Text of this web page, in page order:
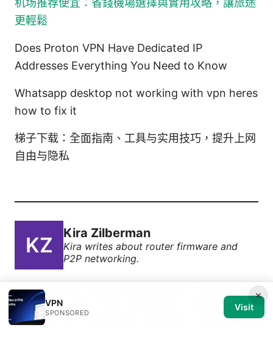
更輕鬆
Does Proton VPN Have Dedicated IP
Addresses Everything You Need to Know
Whatsapp desktop not working with vpn heres
how to fix it
梯子下载：全面指南、工具与实用技巧，提升上网
自由与隐私
Kira Zilberman
Kira writes about router firmware and
P2P networking.
Kira Zilberman has been writing about consumer
technology since 2018, with bylines covering router
firmware, P2P networking, and secure messaging.
×
VPN
SPONSORED
Visit